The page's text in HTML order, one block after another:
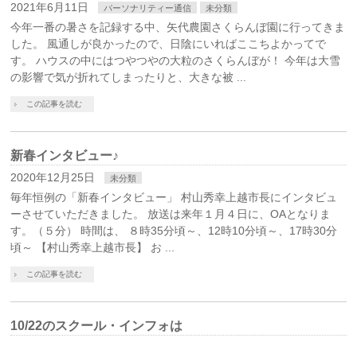
2021年6月11日 パーソナリティー通信 未分類
今年一番の暑さを記録する中、矢代農園さくらんぼ園に行ってきま
した。 風通しが良かったので、日陰にいればここちよかってで
す。 ハウスの中にはつやつやの大粒のさくらんぼが！ 今年は大雪
の影響で気が折れてしまったりと、大きな被 ...
この記事を読む
新春インタビュー♪
2020年12月25日 未分類
毎年恒例の「新春インタビュー」 村山秀幸上越市長にインタビュ
ーさせていただきました。 放送は来年１月４日に、OAとなりま
す。（５分） 時間は、 ８時35分頃～、12時10分頃～、17時30分
頃～ 【村山秀幸上越市長】 お ...
この記事を読む
10/22のスクール・インフォは